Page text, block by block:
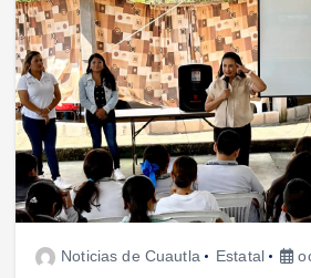
Noticias de Cuautla Estatal